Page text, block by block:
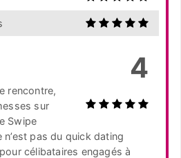
4
rencontre,
sur
Swipe
pas du quick dating
célibataires engagés à